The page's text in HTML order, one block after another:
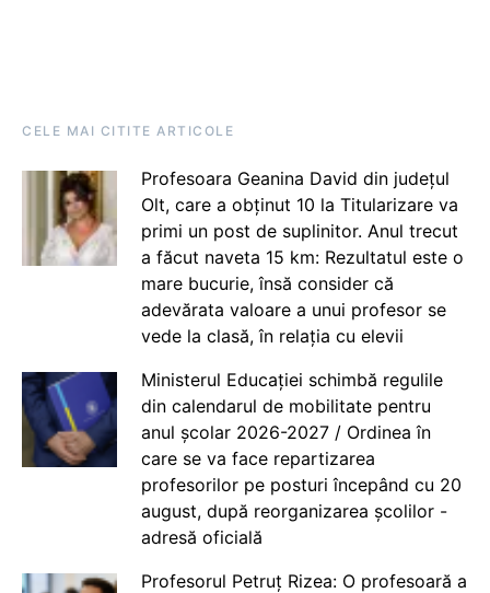
CELE MAI CITITE ARTICOLE
Profesoara Geanina David din județul
Olt, care a obținut 10 la Titularizare va
primi un post de suplinitor. Anul trecut
a făcut naveta 15 km: Rezultatul este o
mare bucurie, însă consider că
adevărata valoare a unui profesor se
vede la clasă, în relația cu elevii
Ministerul Educației schimbă regulile
din calendarul de mobilitate pentru
anul școlar 2026-2027 / Ordinea în
care se va face repartizarea
profesorilor pe posturi începând cu 20
august, după reorganizarea școlilor -
adresă oficială
Profesorul Petruț Rizea: O profesoară a